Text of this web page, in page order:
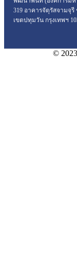
319 อาคารจัตุรัสจามจุ
เขตปทุมวัน กรุงเทพฯ
©